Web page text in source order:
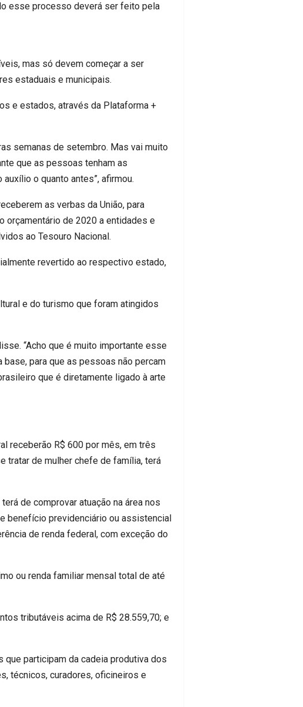
esse processo deverá ser feito pela
mas só devem começar a ser
estaduais e municipais.
e estados, através da Plataforma +
semanas de setembro. Mas vai muito
que as pessoas tenham as
o quanto antes”, afirmou.
as verbas da União, para
orçamentário de 2020 a entidades e
ao Tesouro Nacional.
revertido ao respectivo estado,
e do turismo que foram atingidos
“Acho que é muito importante esse
para que as pessoas não percam
que é diretamente ligado à arte
receberão R$ 600 por mês, em três
tratar de mulher chefe de família, terá
de comprovar atuação na área nos
benefício previdenciário ou assistencial
de renda federal, com exceção do
ou renda familiar mensal total de até
tributáveis acima de R$ 28.559,70; e
que participam da cadeia produtiva dos
técnicos, curadores, oficineiros e